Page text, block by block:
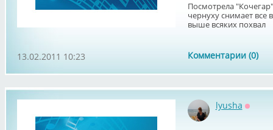
Посмотрела
чернуху снимает
выше всяких похвал
Комментарии (0)
13.02.2011 10:23
lyusha